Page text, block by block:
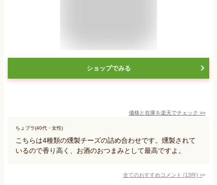
ショップでみる
価格と在庫を楽天でチェック >>
ちょプラ(40代・女性)
こちらは4種類の燻製チーズの詰め合わせです。燻製されて
いるので香り高く、お酒のおつまみとして最高ですよ。
全てのおすすめコメント (13件) >